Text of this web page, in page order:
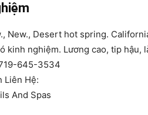
New., Desert hot spring.
kinh nghiệm. Lương cao, tip
645-3534
Liên Hệ:
And Spas